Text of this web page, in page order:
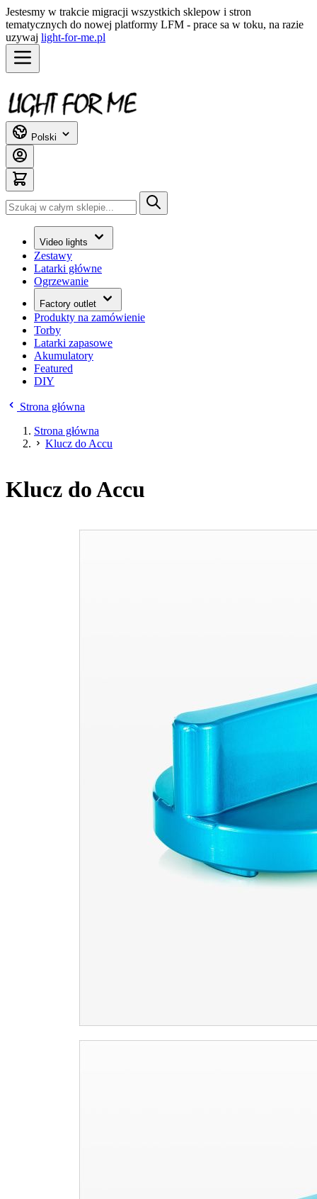
Jestesmy w trakcie migracji wszystkich sklepow i stron
tematycznych do nowej platformy LFM - prace sa w toku, na razie
uzywaj light-for-me.pl
Przejdź do treści
Polski
Szukaj
Video lights
Zestawy
Latarki główne
Ogrzewanie
Factory outlet
Produkty na zamówienie
Torby
Latarki zapasowe
Akumulatory
Featured
DIY
Strona główna
Strona główna
Klucz do Accu
Klucz do Accu